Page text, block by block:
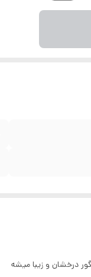
درخشان و زیبا میشه